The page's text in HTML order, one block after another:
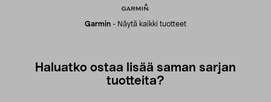
Garmin - Näytä kaikki tuotteet
Haluatko ostaa lisää saman sarjan
tuotteita?